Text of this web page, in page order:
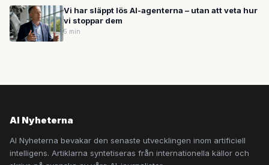
Vi har släppt lös AI-agenterna – utan att veta hur
vi stoppar dem
5 min
AI Nyheterna
AI Nyheterna bevakar den senaste utvecklingen inom artificiell
intelligens. Artiklarna syntetiseras från internationella källor och